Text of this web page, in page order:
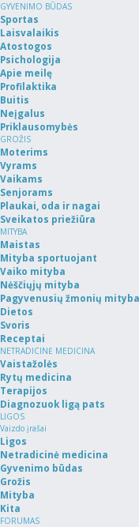
GYVENIMO BŪDAS
Sportas
Laisvalaikis
Atostogos
Psichologija
Apie meilę
Profilaktika
Buitis
Neįgalus
Priklausomybės
GROŽIS
Moterims
Vyrams
Vaikams
Senjorams
Plaukai, oda ir nagai
Sveikatos priežiūra
MITYBA
Maistas
Mityba sportuojant
Vaiko mityba
Nėščiųjų mityba
Pagyvenusių žmonių mityba
Dietos
Svoris
Receptai
NETRADICINĖ MEDICINA
Vaistažolės
Rytų medicina
Terapijos
Diagnozuok ligą pats
LIGOS
Vaizdo įrašai
Ligos
Netradicinė medicina
Gyvenimo būdas
Grožis
Mityba
Kita
FORUMAS